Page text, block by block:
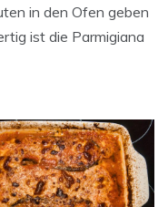
in den Ofen geben
ist die Parmigiana